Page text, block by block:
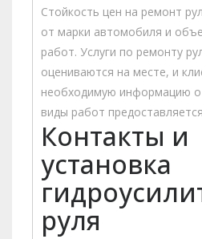
Стойкость цен на ремонт
от марки автомобиля и
работ. Услуги по ремонту
оцениваются на месте, и
необходимую информацию о
виды работ
Контакты и
установка
руля